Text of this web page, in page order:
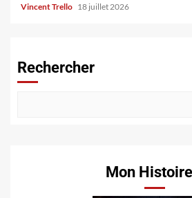
Vincent Trello 18 juillet 2026
Rechercher
Mon